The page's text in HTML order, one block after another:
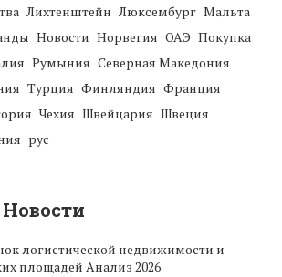
Лихтенштейн Люксембург Мальта
Новости Норвегия ОАЭ Покупка
Румыния Северная Македония
Турция Финляндия Франция
Чехия Швейцария Швеция
рус
логистической недвижимости и
площадей Анализ 2026